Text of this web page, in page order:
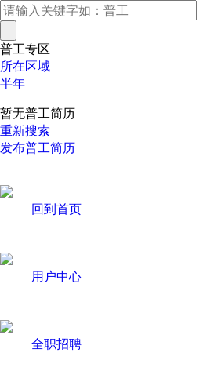
普工专区
所在区域
半年
暂无普工简历
重新搜索
发布普工简历
回到首页
用户中心
全职招聘